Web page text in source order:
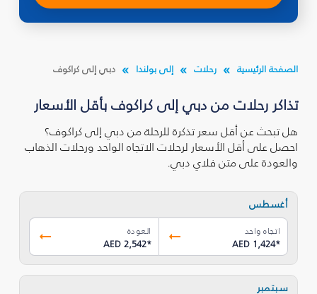
الصفحة الرئيسية رحلات إلى بولندا دبي إلى كراكوف
تذاكر رحلات من دبي إلى كراكوف بأقل الأسعار
هل تبحث عن أقل سعر تذكرة للرحلة من دبي إلى كراكوف؟
احصل على أقل الأسعار لرحلات الاتجاه الواحد ورحلات الذهاب
والعودة على متن فلاي دبي.
أغسطس
اتجاه واحد
AED 1,424*
العودة
AED 2,542*
سبتمبر